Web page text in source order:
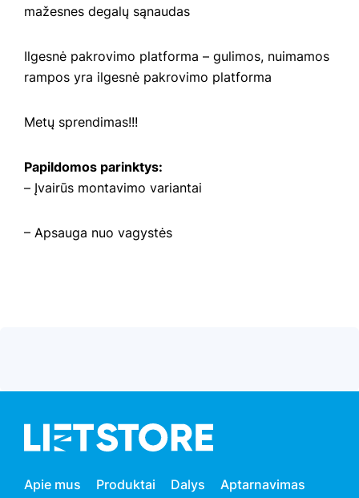
mažesnes degalų sąnaudas
Ilgesnė pakrovimo platforma – gulimos, nuimamos
rampos yra ilgesnė pakrovimo platforma
Metų sprendimas!!!
Papildomos parinktys:
– Įvairūs montavimo variantai
– Apsauga nuo vagystės
Apie mus Produktai Dalys Aptarnavimas